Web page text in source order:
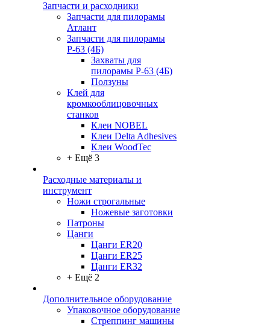
Запчасти и расходники
Запчасти для пилорамы
Атлант
Запчасти для пилорамы
Р-63 (4Б)
Захваты для
пилорамы Р-63 (4Б)
Ползуны
Клей для
кромкооблицовочных
станков
Клеи NOBEL
Клеи Delta Adhesives
Клеи WoodTec
+ Ещё 3
Расходные материалы и
инструмент
Ножи строгальные
Ножевые заготовки
Патроны
Цанги
Цанги ER20
Цанги ER25
Цанги ER32
+ Ещё 2
Дополнительное оборудование
Упаковочное оборудование
Стреппинг машины